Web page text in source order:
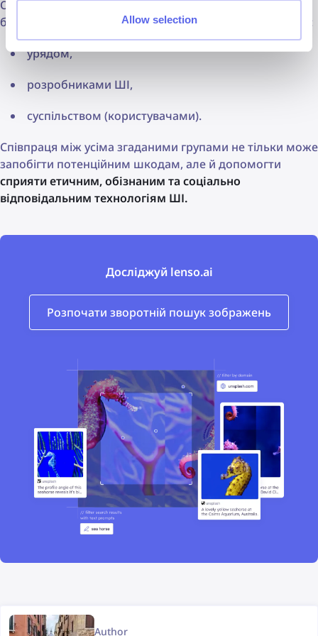
Allow selection
Основна ідея полягає в створенні набору правил, які
будуть корелюватися та залежати один від одного між:
урядом,
розробниками ШІ,
суспільством (користувачами).
Співпраця між усіма згаданими групами не тільки може
запобігти потенційним шкодам, але й допомогти
сприяти етичним, обізнаним та соціально
відповідальним технологіям ШІ.
Досліджуй lenso.ai
Розпочати зворотній пошук зображень
Author